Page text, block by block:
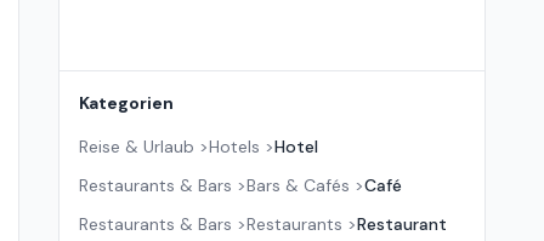
Kategorien
Reise & Urlaub >Hotels >Hotel
Restaurants & Bars >Bars & Cafés >Café
Restaurants & Bars >Restaurants >Restaurant